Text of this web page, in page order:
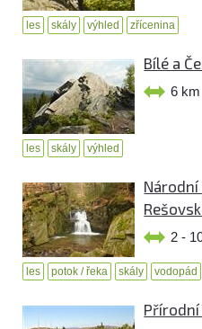
les skály výhled zřícenina
Bílé a
6 km
les skály výhled
2 -
les potok / řeka skály vodopád
Přírodní